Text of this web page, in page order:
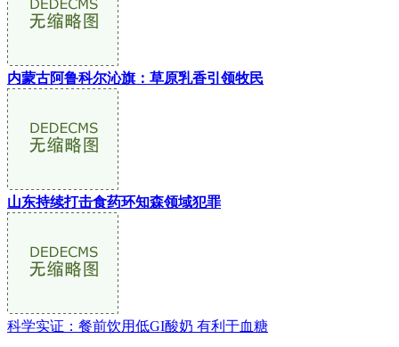
内蒙古阿鲁科尔沁旗：草原乳香引领牧民
山东持续打击食药环知森领域犯罪
科学实证：餐前饮用低GI酸奶 有利于血糖